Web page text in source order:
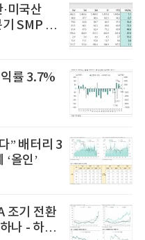
미국산
SMP 상
률 3.7%
” 배터리 3
올인’
조기 전환
나 - 하나